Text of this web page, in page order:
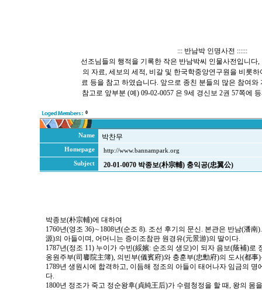
::: 반남박 인명사전 ::::::
선조님들의 행적을 기록한 작은 반남박씨 인물사전입니다
의 자료, 세보의 세적, 비갈 및 한국학중앙연구원을 비롯
료 등을 참고 하였습니다. 앞으로 종친 분들의 많은 참여와
참고로 앞부분 (예) 09-02-0057 은 9세 경신보 2권 57쪽에
0
Name 박찬무
Homepage
http://www.bannampark.org
Subject
20-01-0070 박종보(朴宗輔) 충익공(忠翼公)
박종보(朴宗輔)에 대하여
1760년(영조 36)∼1808년(순조 8). 조선 후기의 문신. 본관은 반남(潘
源)의 아들이며, 어머니는 증이조참판 원경유(元景游)의 딸이다.
1787년(정조 11) 누이가 수빈(綏嬪: 순조의 생모)이 되자 음보(蔭補)로
옹원주부(司饔院主簿), 의빈부(儀賓府)와 충훈부(忠勳府)의 도사(都事
1789년 생원시에 합격하고, 이듬해 정조의 아들이 태어나자 임금의
다.
1800년 정조가 죽고 정순왕후(貞純王后)가 수렴청정을 할 때, 왕의 몸